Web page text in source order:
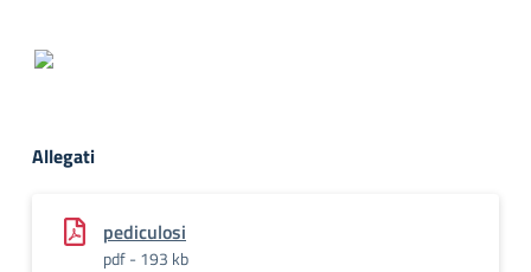
Allegati
pediculosi
pdf - 193 kb